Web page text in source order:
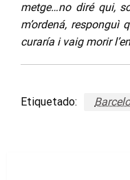
metge…no diré qui,
m’ordená, responguì
curaría i vaig morir
Etiquetado: